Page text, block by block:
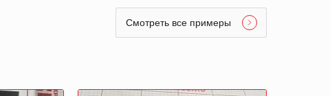
Смотреть все примеры